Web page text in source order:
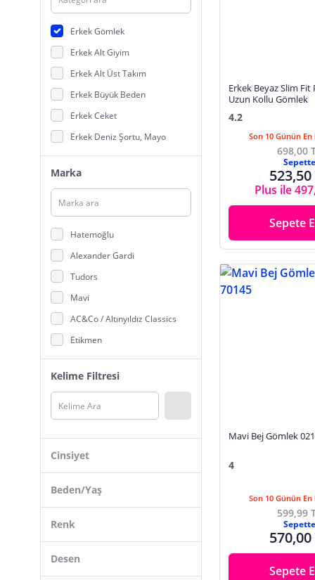
Erkek Gömlek
Erkek Alt Giyim
Erkek Alt Üst Takım
Erkek Büyük Beden
Erkek Ceket
Erkek Deniz Şortu, Mayo
Erkek Dış Giyim
Erkek Eşofman
Erkek İç Giyim,Uyku Giyim
Erkek Mont, Kaban
Marka
Hatemoğlu
Alexander Gardi
Tudors
Mavi
AC&Co / Altınyıldız Classics
Etikmen
BASEL.CO
Buratti
YXC
Süvari
Jack & Jones
Alaska
Kelime Filtresi
Cinsiyet
Beden/Yaş
Renk
Desen
Erkek Beyaz Slim Fit
Uzun Kollu Gömlek
4.2
Son 10 Günün En
698,00
Sepette
523,50
Plus ile
Sepete
Mavi Bej Gömlek
4
Son 10 Günün En
599,99
Sepette
570,00
Sepete